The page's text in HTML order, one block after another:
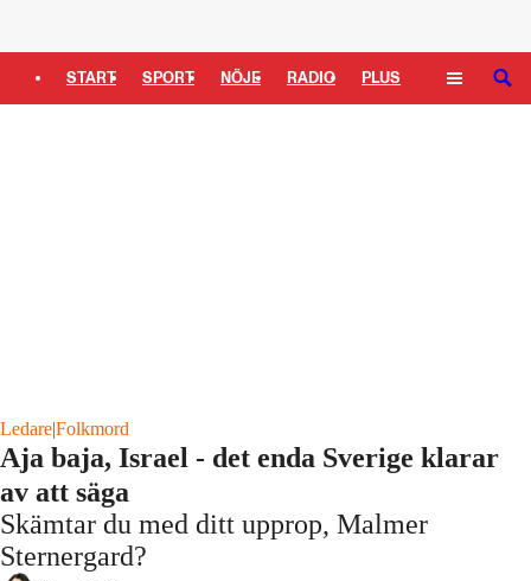
START SPORT NÖJE RADIO PLUS SÖK
Ledare|Folkmord
Aja baja, Israel - det enda Sverige klarar
av att säga
Skämtar du med ditt upprop, Malmer
Sternergard?